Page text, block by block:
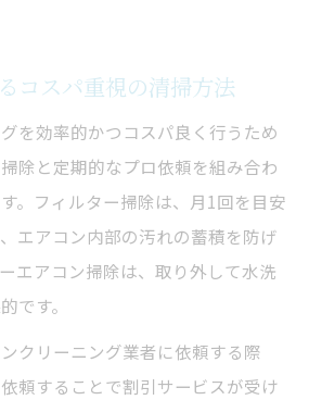
コスパ重視の清掃方法
を効率的かつコスパ良く行うため
除と定期的なプロ依頼を組み合わ
。フィルター掃除は、月1回を目安
エアコン内部の汚れの蓄積を防げ
エアコン掃除は、取り外して水洗
です。
クリーニング業者に依頼する際
頼することで割引サービスが受け